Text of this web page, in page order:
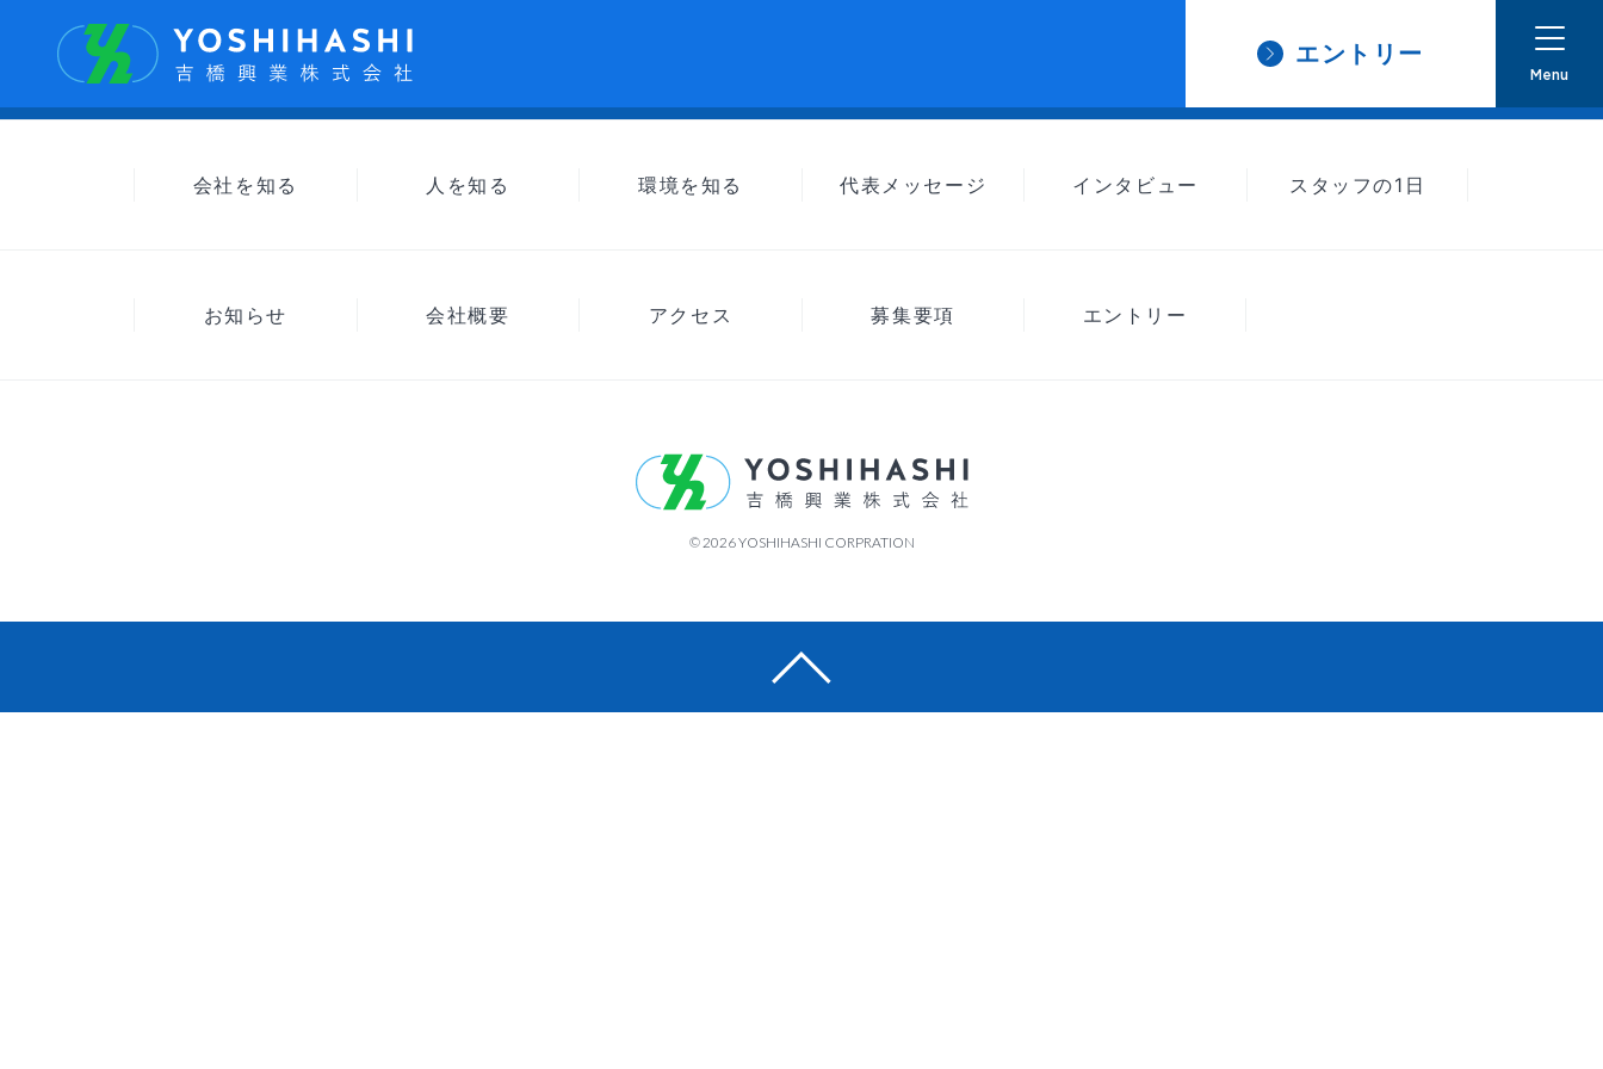
エントリー
Menu
会社を知る 人を知る 環境を知る 代表メッセージ インタビュー スタッフの1日
お知らせ 会社概要 アクセス 募集要項 エントリー
© 2026 YOSHIHASHI CORPRATION